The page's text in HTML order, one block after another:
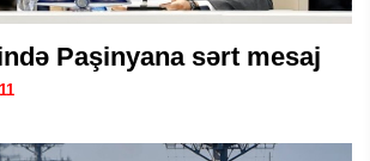
Paşinyana sərt mesaj